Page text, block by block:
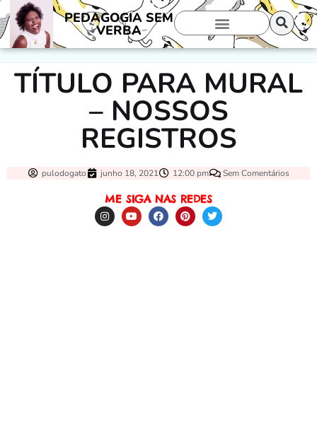
PEDAGOGIA SEM
VERBA
TÍTULO PARA MURAL
– NOSSOS
REGISTROS
pulodogato junho 18, 2021 12:00 pm Sem Comentários
ME SIGA NAS REDES